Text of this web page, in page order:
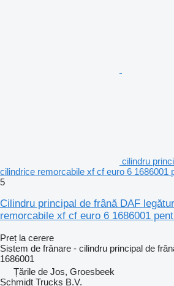
cilindru
cilindrice remorcabile xf cf euro 6 1686001
5
Cilindru principal de frână DAF
remorcabile xf cf euro 6 1686001
Preț la cerere
Sistem de frânare - cilindru principal de
1686001
Țările de Jos, Groesbeek
Schmidt Trucks B.V.